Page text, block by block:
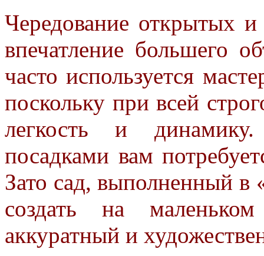
Чередование открытых и
впечатление большего
часто используется
поскольку при всей
легкость и
посадками вам
Зато сад, выполненный в
создать на
аккуратный и